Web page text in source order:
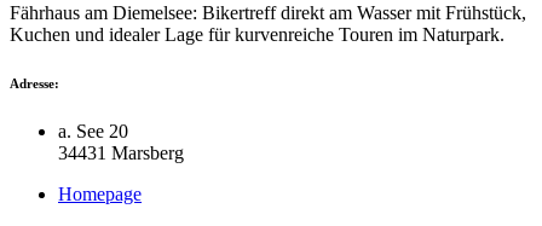
Fährhaus am Diemelsee: Bikertreff direkt am Wasser mit Frühstück,
Kuchen und idealer Lage für kurvenreiche Touren im Naturpark.
Adresse:
a. See 20
34431 Marsberg
Homepage